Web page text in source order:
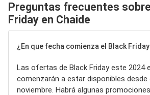
Preguntas frecuentes
Friday en Chaide
¿En que fecha comienza el Black
Las ofertas de Black Friday este 2024
comenzarán a estar disponibles desde
noviembre. Habrá algunas